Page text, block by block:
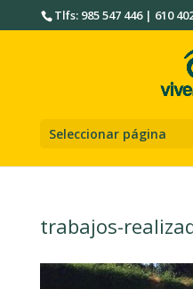
Tlfs: 985 547 446 | 610
Seleccionar página
trabajos-